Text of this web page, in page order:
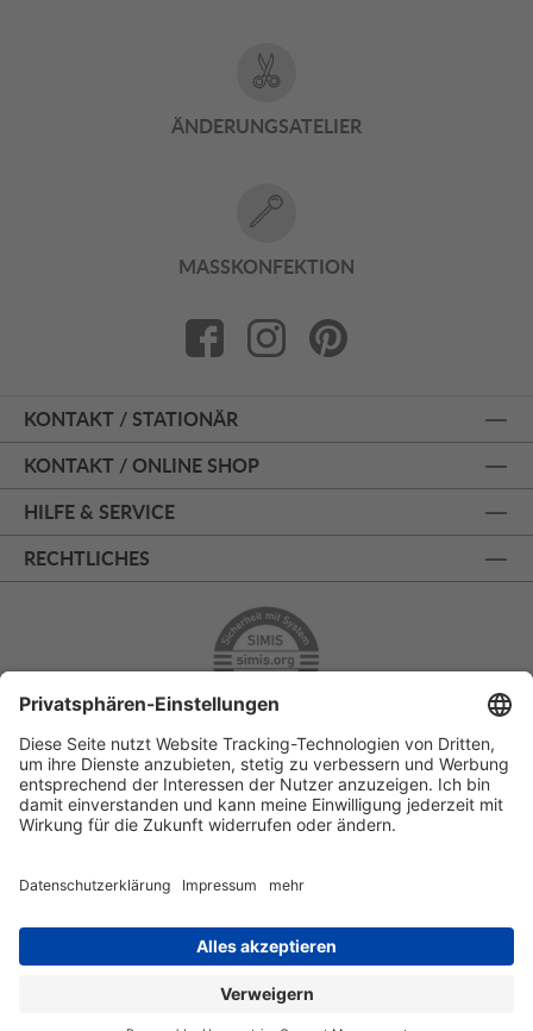
ÄNDERUNGSATELIER
MASSKONFEKTION
KONTAKT / STATIONÄR
KONTAKT / ONLINE SHOP
HILFE & SERVICE
RECHTLICHES
ÜBER 125 JAHRE AM PRINZIPALMARKT
PERSÖNLICHE BERATUNG
KOSTENLOSER RÜCKVERSAND